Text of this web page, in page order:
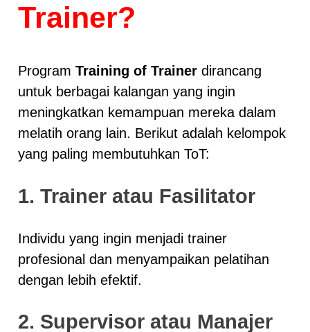
Trainer?
Program Training of Trainerdirancang
untuk berbagai kalangan yang ingin
meningkatkan kemampuan mereka dalam
melatih orang lain. Berikut adalah kelompok
yang paling membutuhkan ToT:
1. Trainer atau Fasilitator
Individu yang ingin menjadi trainer
profesional dan menyampaikan pelatihan
dengan lebih efektif.
2. Supervisor atau Manajer